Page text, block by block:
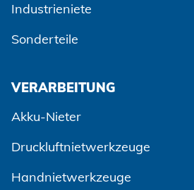
Industrieniete
Sonderteile
VERARBEITUNG
Akku-Nieter
Druckluftnietwerkzeuge
Handnietwerkzeuge